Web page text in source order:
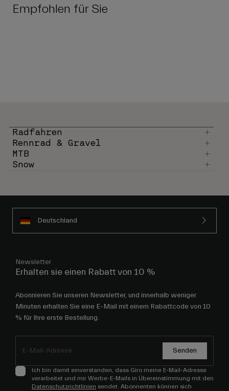
Empfohlen für Sie
Radfahren
Rennrad & Gravel
MTB
Snow
Deutschland
Newsletter
Erhalten sie einen Rabatt von 10 %
Abonnieren Sie unseren Newsletter, und innerhalb weniger
Minuten erhalten Sie eine E-Mail mit einem Rabattcode von 10
% für Ihre erste Bestellung.
Senden
Ich bin damit einverstanden, dass Giro meine E-Mail-Adresse
verarbeitet und mir Werbe-E-Mails in Übereinstimmung mit den
Datenschutzrichtlinien sendet. Abonnenten können sich